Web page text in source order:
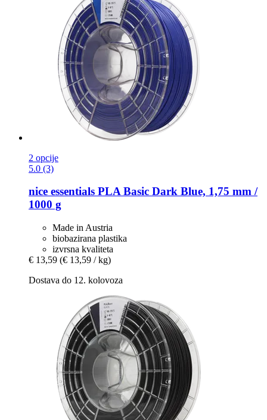
2 opcije
5.0 (3)
nice essentials PLA Basic Dark Blue, 1,75 mm /
1000 g
Made in Austria
biobazirana plastika
izvrsna kvaliteta
€ 13,59 (€ 13,59 / kg)
Dostava do 12. kolovoza